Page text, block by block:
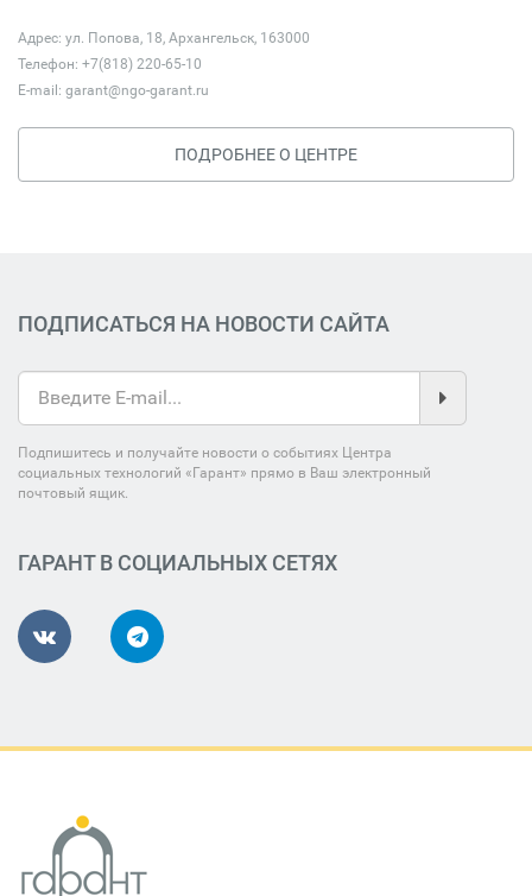
Адрес: ул. Попова, 18, Архангельск, 163000
Телефон: +7(818) 220-65-10
E-mail: garant@ngo-garant.ru
ПОДРОБНЕЕ О ЦЕНТРЕ
ПОДПИСАТЬСЯ НА НОВОСТИ САЙТА
Подпишитесь и получайте новости о событиях Центра
социальных технологий «Гарант» прямо в Ваш электронный
почтовый ящик.
ГАРАНТ В СОЦИАЛЬНЫХ СЕТЯХ